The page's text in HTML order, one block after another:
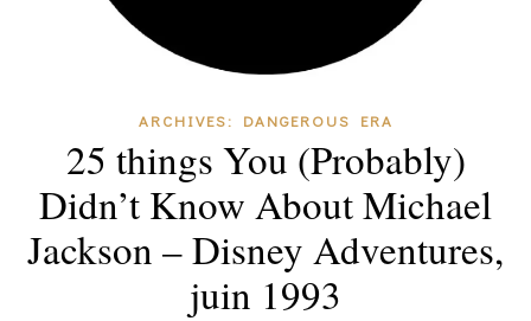
ARCHIVES: DANGEROUS ERA
25 things You (Probably)
Didn’t Know About Michael
Jackson – Disney Adventures,
juin 1993